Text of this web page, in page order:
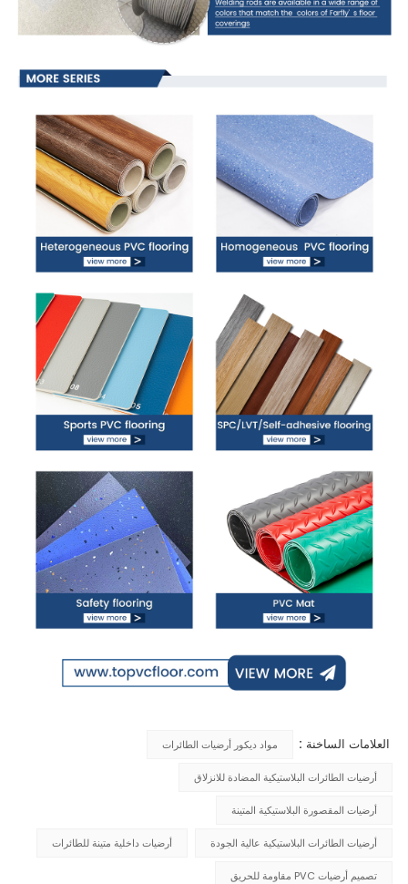
العلامات الساخنة : مواد ديكور أرضيات الطائرات
أرضيات الطائرات البلاستيكية المضادة للانزلاق
أرضيات المقصورة البلاستيكية المتينة
أرضيات الطائرات البلاستيكية عالية الجودة أرضيات داخلية متينة للطائرات
تصميم أرضيات PVC مقاومة للحريق